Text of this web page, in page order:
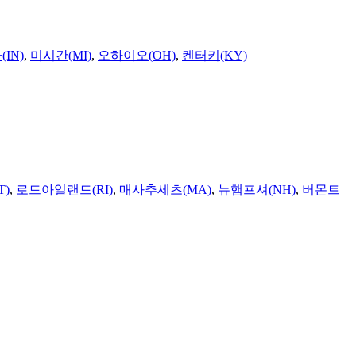
(IN), 미시간(MI), 오하이오(OH), 켄터키(KY)
, 로드아일랜드(RI), 매사추세츠(MA), 뉴햄프셔(NH), 버몬트